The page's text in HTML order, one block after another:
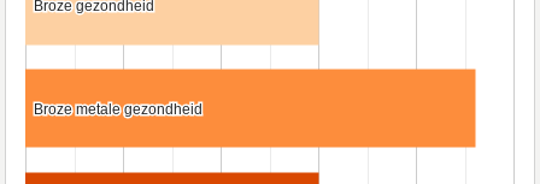
Broze gezondheid
Broze gezondheid
Broze metale gezondheid
Broze metale gezondheid